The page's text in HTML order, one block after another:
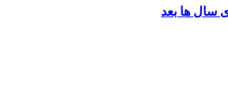
سال ها بعد